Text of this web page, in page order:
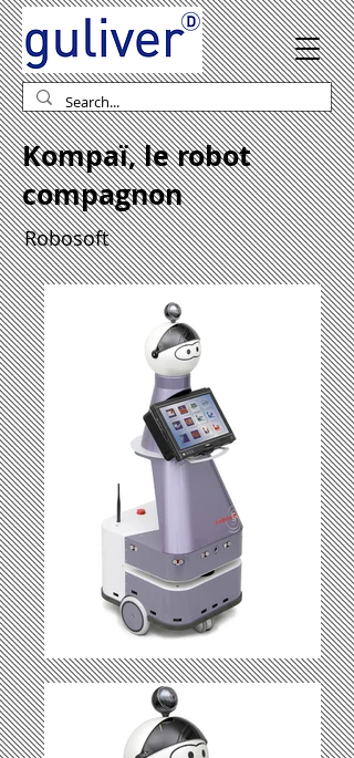
Kompaï, le robot
compagnon
Robosoft